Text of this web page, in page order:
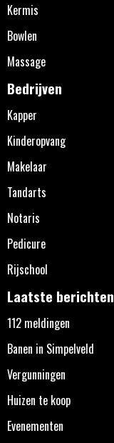
Kermis
Bowlen
Massage
Bedrijven
Kapper
Kinderopvang
Makelaar
Tandarts
Notaris
Pedicure
Rijschool
Laatste berichten
112 meldingen
Banen in Simpelveld
Vergunningen
Huizen te koop
Evenementen